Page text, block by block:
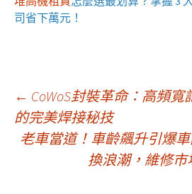
司省下萬元！
文
章
← CoWoS封裝革命：高頻
的完美焊接秘技
老車當道！車齡飆升引爆
換浪潮，維修